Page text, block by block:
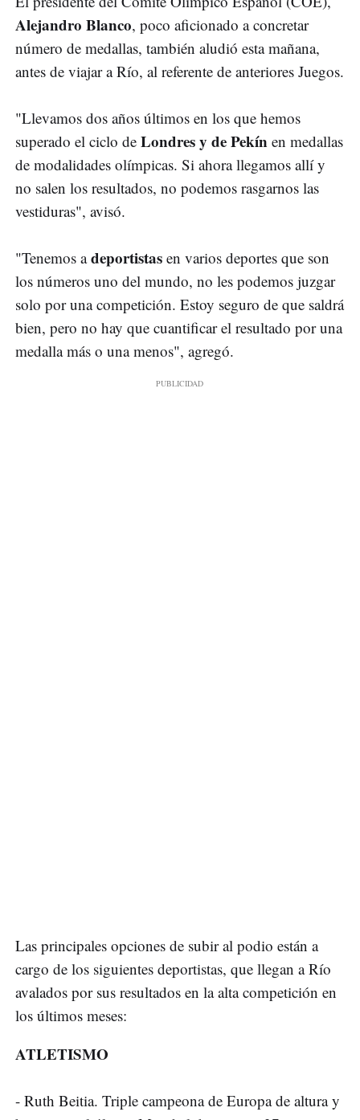
Alejandro Blanco, poco aficionado a concretar
número de medallas, también aludió esta mañana,
antes de viajar a Río, al referente de anteriores Juegos.
"Llevamos dos años últimos en los que hemos
superado el ciclo de Londres y de Pekín en medallas
de modalidades olímpicas. Si ahora llegamos allí y
no salen los resultados, no podemos rasgarnos las
vestiduras", avisó.
"Tenemos adeportistas en varios deportes que son
los números uno del mundo, no les podemos juzgar
solo por una competición. Estoy seguro de que saldrá
bien, pero no hay que cuantificar el resultado por una
medalla más o una menos", agregó.
Las principales opciones de subir al podio están a
cargo de los siguientes deportistas, que llegan a Río
avalados por sus resultados en la alta competición en
los últimos meses:
ATLETISMO
- Ruth Beitia. Triple campeona de Europa de altura y